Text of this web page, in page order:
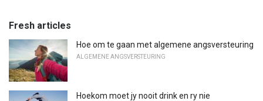
Fresh articles
Hoe om te gaan met algemene angsversteuring
ALGEMENE ANGSVERSTEURING
Hoekom moet jy nooit drink en ry nie